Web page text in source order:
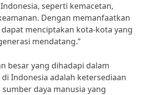
seperti kemacetan,
Dengan memanfaatkan
menciptakan kota-kota yang
mendatang.”
besar yang dihadapi dalam
Indonesia adalah ketersediaan
daya manusia yang